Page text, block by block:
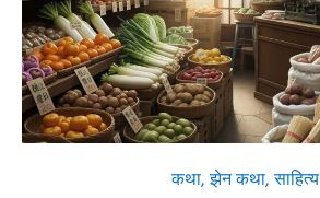
कथा,झेन कथा,साहित्य